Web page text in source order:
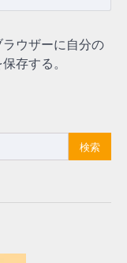
ウザーに自分の
存する。